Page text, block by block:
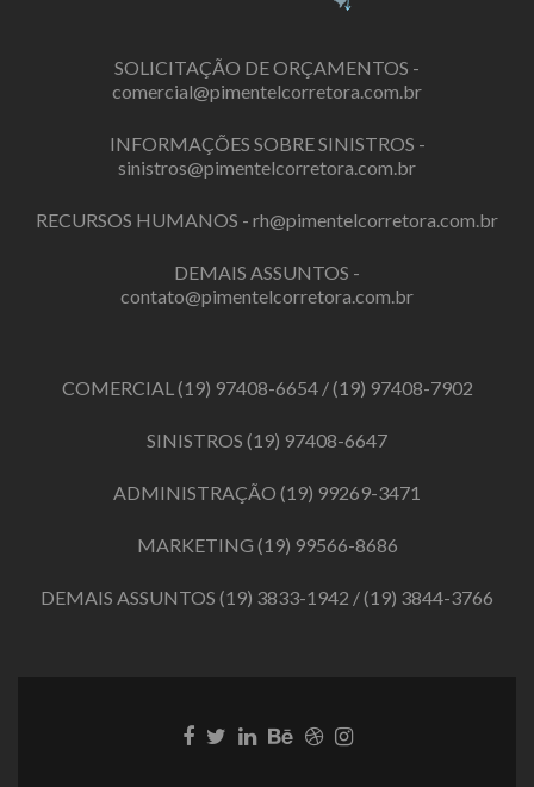
SOLICITAÇÃO DE ORÇAMENTOS -
comercial@pimentelcorretora.com.br
INFORMAÇÕES SOBRE SINISTROS -
sinistros@pimentelcorretora.com.br
RECURSOS HUMANOS - rh@pimentelcorretora.com.br
DEMAIS ASSUNTOS -
contato@pimentelcorretora.com.br
COMERCIAL (19) 97408-6654/(19) 97408-7902
SINISTROS (19) 97408-6647
ADMINISTRAÇÃO (19) 99269-3471
MARKETING (19) 99566-8686
DEMAIS ASSUNTOS (19) 3833-1942 /(19) 3844-3766
LinkLinkLinkLink LinkLink